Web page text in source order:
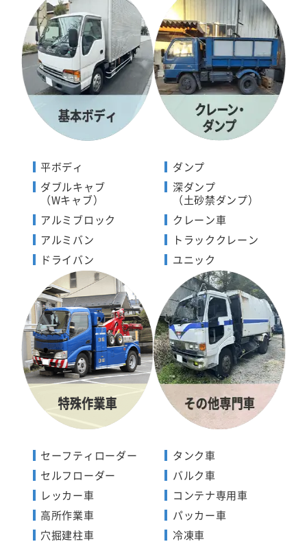
平ボディ
ダブルキャブ
（Wキャブ）
アルミブロック
アルミバン
ドライバン
ダンプ
深ダンプ
（土砂禁ダンプ）
クレーン車
トラッククレーン
ユニック
セーフティローダー
セルフローダー
レッカー車
高所作業車
穴掘建柱車
タンク車
バルク車
コンテナ専用車
パッカー車
冷凍車